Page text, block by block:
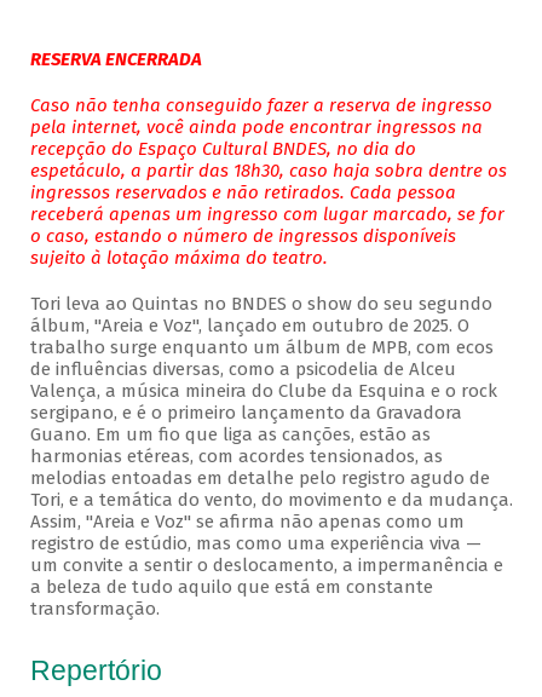
RESERVA ENCERRADA
Caso não tenha conseguido fazer a reserva de ingresso
pela internet, você ainda pode encontrar ingressos na
recepção do Espaço Cultural BNDES, no dia do
espetáculo, a partir das 18h30, caso haja sobra dentre os
ingressos reservados e não retirados. Cada pessoa
receberá apenas um ingresso com lugar marcado, se for
o caso, estando o número de ingressos disponíveis
sujeito à lotação máxima do teatro.
Tori leva ao Quintas no BNDES o show do seu segundo
álbum, "Areia e Voz", lançado em outubro de 2025. O
trabalho surge enquanto um álbum de MPB, com ecos
de influências diversas, como a psicodelia de Alceu
Valença, a música mineira do Clube da Esquina e o rock
sergipano, e é o primeiro lançamento da Gravadora
Guano. Em um fio que liga as canções, estão as
harmonias etéreas, com acordes tensionados, as
melodias entoadas em detalhe pelo registro agudo de
Tori, e a temática do vento, do movimento e da mudança.
Assim, "Areia e Voz" se afirma não apenas como um
registro de estúdio, mas como uma experiência viva —
um convite a sentir o deslocamento, a impermanência e
a beleza de tudo aquilo que está em constante
transformação.
Repertório